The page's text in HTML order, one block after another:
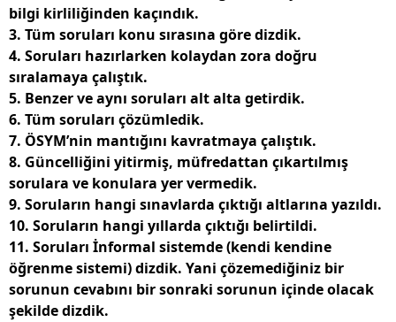
bilgi kirliliğinden kaçındık.
3. Tüm soruları konu sırasına göre dizdik.
4. Soruları hazırlarken kolaydan zora doğru
sıralamaya çalıştık.
5. Benzer ve aynı soruları alt alta getirdik.
6. Tüm soruları çözümledik.
7. ÖSYM’nin mantığını kavratmaya çalıştık.
8. Güncelliğini yitirmiş, müfredattan çıkartılmış
sorulara ve konulara yer vermedik.
9. Soruların hangi sınavlarda çıktığı altlarına yazıldı.
10. Soruların hangi yıllarda çıktığı belirtildi.
11. Soruları İnformal sistemde (kendi kendine
öğrenme sistemi) dizdik. Yani çözemediğiniz bir
sorunun cevabını bir sonraki sorunun içinde olacak
şekilde dizdik.